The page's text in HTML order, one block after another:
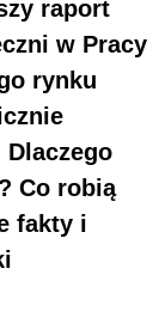
raport
w Pracy
rynku
Co robią
fakty i